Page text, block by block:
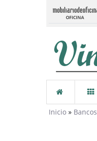
Inicio » Bancos